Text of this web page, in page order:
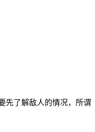
先了解敌人的情况，所谓